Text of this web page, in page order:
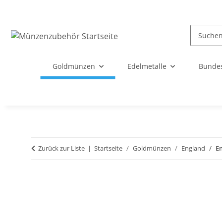
Goldmünzen Edelmetalle
Zurück zur Liste Startseite Goldmünzen England